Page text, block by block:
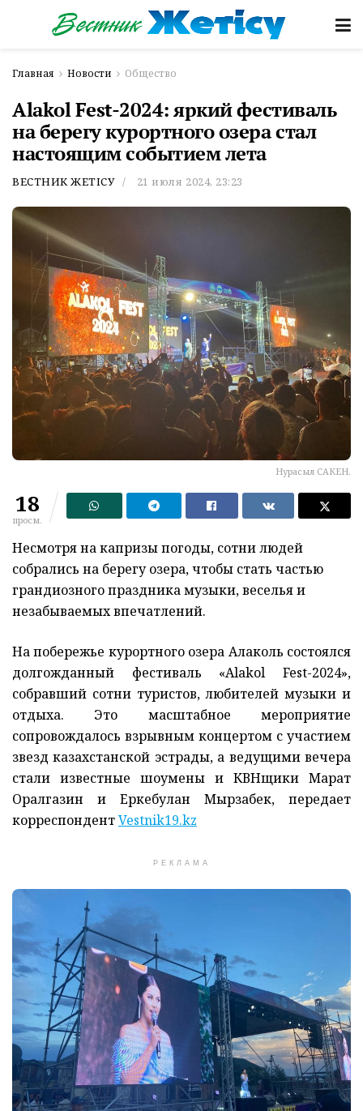
Главная Новости Общество
Alakol Fest-2024: яркий фестиваль
на берегу курортного озера стал
настоящим событием лета
ВЕСТНИК ЖЕТІСУ 21 июля 2024, 23:23
Нурасыл САКЕН.
18
просм.
Несмотря на капризы погоды, сотни людей
собрались на берегу озера, чтобы стать частью
грандиозного праздника музыки, веселья и
незабываемых впечатлений.
На побережье курортного озера Алаколь состоялся
долгожданный фестиваль «Alakol Fest-2024»,
собравший сотни туристов, любителей музыки и
отдыха. Это масштабное мероприятие
сопровождалось взрывным концертом с участием
звезд казахстанской эстрады, а ведущими вечера
стали известные шоумены и КВНщики Марат
Оралгазин и Еркебулан Мырзабек, передает
корреспондентVestnik19.kz
РЕКЛАМА